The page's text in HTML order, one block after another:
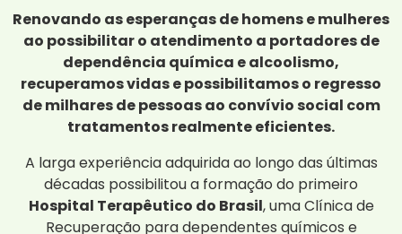
Renovando as esperanças de homens e mulheres
ao possibilitar o atendimento a portadores de
dependência química e alcoolismo,
recuperamos vidas e possibilitamos o regresso
de milhares de pessoas ao convívio social com
tratamentos realmente eficientes.
A larga experiência adquirida ao longo das últimas
décadas possibilitou a formação do primeiro
Hospital Terapêutico do Brasil, uma Clínica de
Recuperação para dependentes químicos e